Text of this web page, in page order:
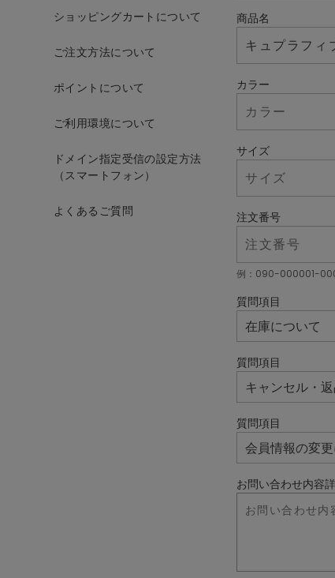
ショッピングカートについて
ご注文方法について
ポイントについて
ご利用環境について
ドメイン指定受信の設定方法
（スマートフォン）
よくあるご質問
商品名
カラー
サイズ
注文番号
例：090-000001-
質問項目
質問項目
質問項目
お問い合わせ内容